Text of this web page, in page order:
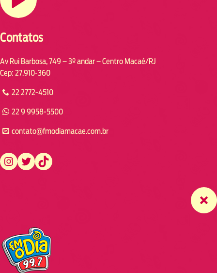
Contatos
Av Rui Barbosa, 749 – 3º andar – Centro Macaé/RJ
Cep: 27.910-360
22 2772-4510
22 9 9958-5500
contato@fmodiamacae.com.br
https://www.instagram.com/fmodia.macae/ https://twitter.com/fmodia.macae/ https://www.tiktok.com/@fmodia.macae